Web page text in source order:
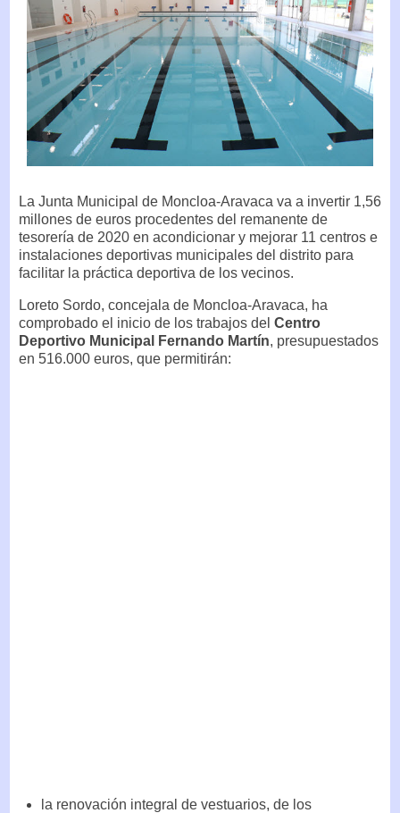
La Junta Municipal de Moncloa-Aravaca va a invertir 1,56
millones de euros procedentes del remanente de
tesorería de 2020 en acondicionar y mejorar 11 centros e
instalaciones deportivas municipales del distrito para
facilitar la práctica deportiva de los vecinos.
Loreto Sordo, concejala de Moncloa-Aravaca, ha
comprobado el inicio de los trabajos del Centro
Deportivo Municipal Fernando Martín, presupuestados
en 516.000 euros, que permitirán:
la renovación integral de vestuarios, de los